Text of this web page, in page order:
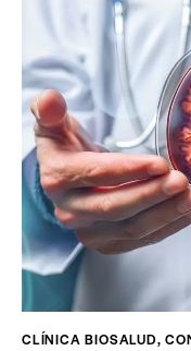
CLÍNICA BIOSALUD,